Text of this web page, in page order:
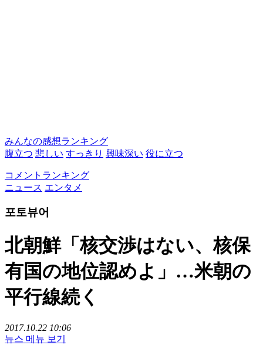
みんなの感想ランキング
腹立つ 悲しい すっきり 興味深い 役に立つ
コメントランキング
ニュース エンタメ
포토뷰어
北朝鮮「核交渉はない、核保
有国の地位認めよ」…米朝の
平行線続く
2017.10.22 10:06
뉴스 메뉴 보기